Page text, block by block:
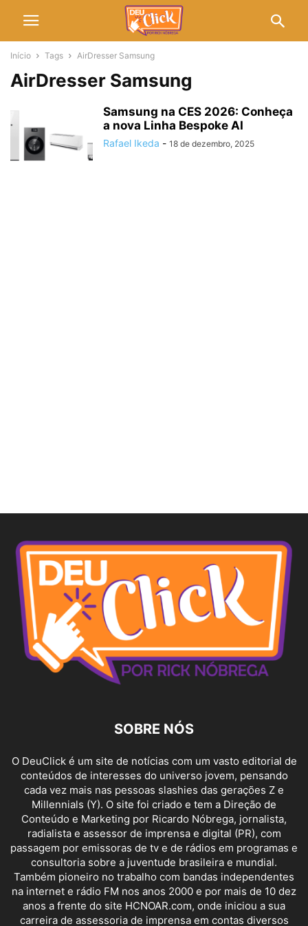
Início Tags AirDresser Samsung
AirDresser Samsung
Samsung na CES 2026: Conheça
a nova Linha Bespoke AI
Rafael Ikeda - 18 de dezembro, 2025
SOBRE NÓS
O DeuClick é um site de notícias com um vasto editorial de
conteúdos de interesses do universo jovem, pensando
cada vez mais nas pessoas slashies das gerações Z e
Millennials (Y). O site foi criado e tem a Direção de
Conteúdo e Marketing por Ricardo Nóbrega, jornalista,
radialista e assessor de imprensa e digital (PR), com
passagem por emissoras de tv e de rádios em programas e
consultoria sobre a juventude brasileira e mundial.
Também pioneiro no trabalho com bandas independentes
na internet e rádio FM nos anos 2000 e por mais de 10 dez
anos a frente do site HCNOAR.com, onde iniciou a sua
carreira de assessoria de imprensa em contas diversos